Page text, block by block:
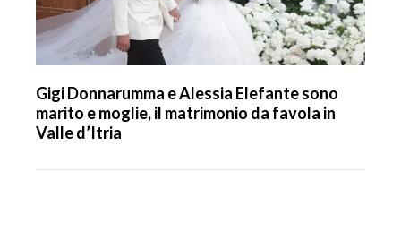
Gigi Donnarumma e Alessia Elefante sono
marito e moglie, il matrimonio da favola in
Valle d’Itria